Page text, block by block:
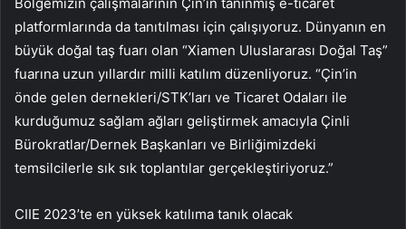
platformlarında da tanıtılması için çalışıyoruz. Dünyanın en
büyük doğal taş fuarı olan “Xiamen Uluslararası Doğal Taş”
fuarına uzun yıllardır milli katılım düzenliyoruz. “Çin’in
önde gelen dernekleri/STK’ları ve Ticaret Odaları ile
kurduğumuz sağlam ağları geliştirmek amacıyla Çinli
Bürokratlar/Dernek Başkanları ve Birliğimizdeki
temsilcilerle sık sık toplantılar gerçekleştiriyoruz.”
CIIE 2023’te en yüksek katılıma tanık olacak